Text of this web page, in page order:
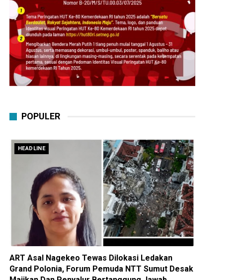
POPULER
HEADLINE
ART Asal Nagekeo Tewas Dilokasi Ledakan
Grand Polonia, Forum Pemuda NTT Sumut Desak